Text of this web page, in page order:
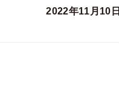
2022年11月10日